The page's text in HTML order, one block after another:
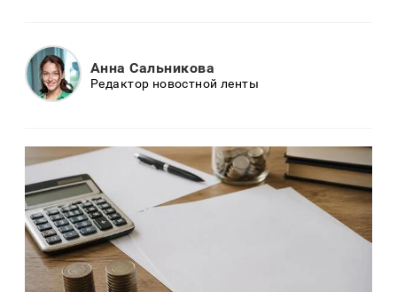
Анна Сальникова
Редактор новостной ленты